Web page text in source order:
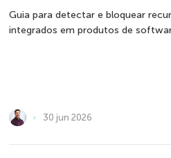
Guia para detectar e bloquear
integrados em produtos de
30 jun 2026